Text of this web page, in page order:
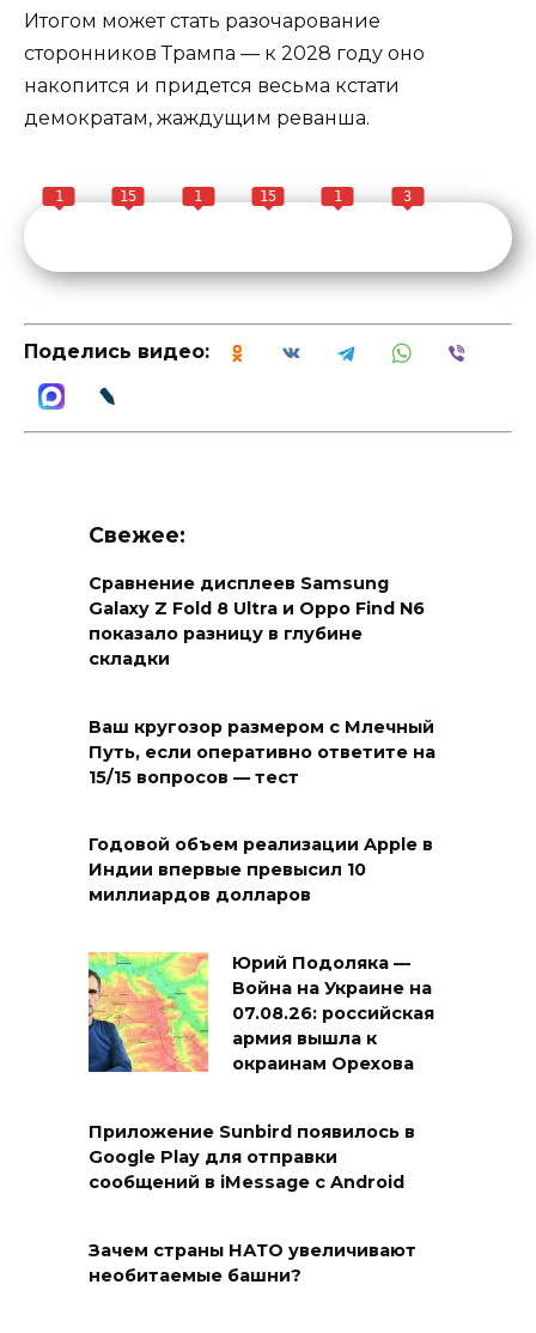
Итогом может стать разочарование
сторонников Трампа — к 2028 году оно
накопится и придется весьма кстати
демократам, жаждущим реванша.
1 15 1 15 1 3
Поделись видео:
Свежее:
Сравнение дисплеев Samsung
Galaxy Z Fold 8 Ultra и Oppo Find N6
показало разницу в глубине
складки
Ваш кругозор размером с Млечный
Путь, если оперативно ответите на
15/15 вопросов — тест
Годовой объем реализации Apple в
Индии впервые превысил 10
миллиардов долларов
Юрий Подоляка —
Война на Украине на
07.08.26: российская
армия вышла к
окраинам Орехова
Приложение Sunbird появилось в
Google Play для отправки
сообщений в iMessage с Android
Зачем страны НАТО увеличивают
необитаемые башни?